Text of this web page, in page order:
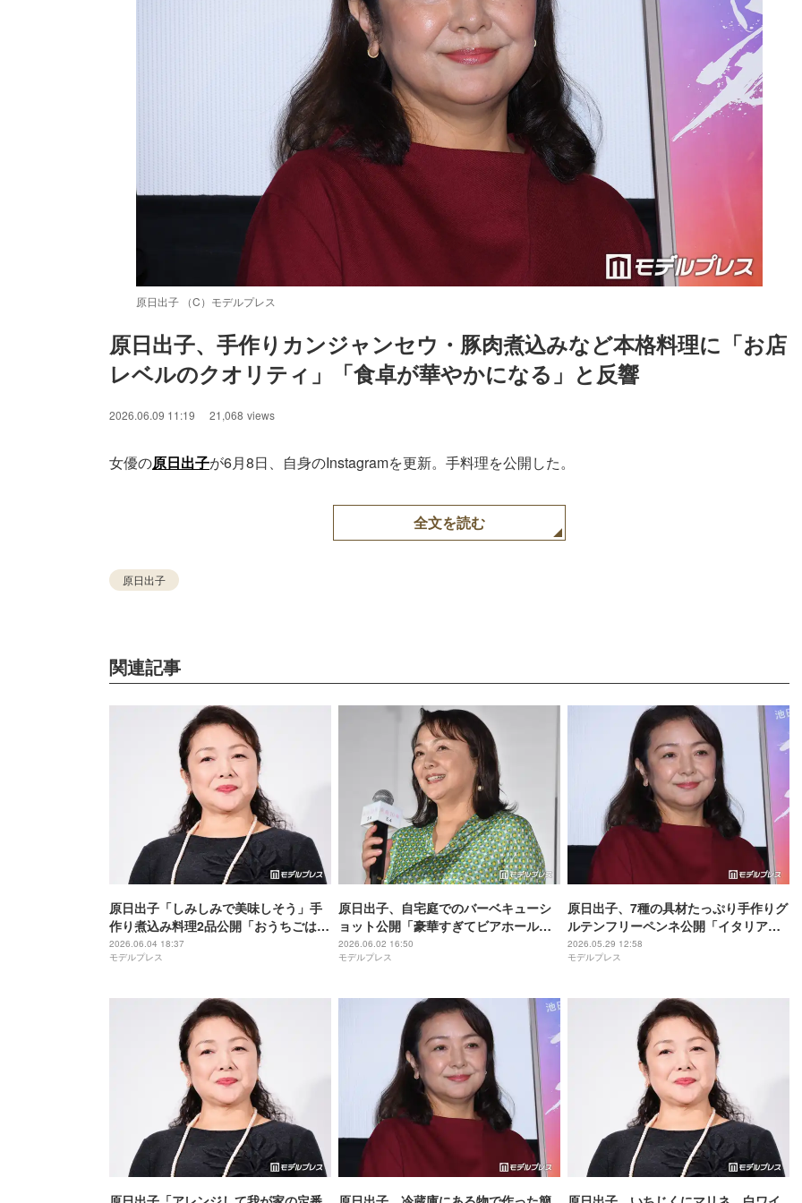
原日出子 （C）モデルプレス
Unmute / Loaded:
52.23%
原日出子、手作りカンジャンセウ・豚肉煮込みなど本格料理に「お店
レベルのクオリティ」「食卓が華やかになる」と反響
2026.06.09 11:19 21,068 views
女優の原日出子が6月8日、自身のInstagramを更新。手料理を公開した。
全文を読む
原日出子
関連記事
原日出子「しみしみで美味しそう」手
作り煮込み料理2品公開「おうちごはん
の理想」「ハイボールにぴったり」の
声
2026.06.04 18:37
モデルプレス
原日出子、自宅庭でのバーベキューシ
ョット公開「豪華すぎてビアホールか
と思った」「オシャレすぎます」
2026.06.02 16:50
モデルプレス
原日出子、7種の具材たっぷり手作りグ
ルテンフリーペンネ公開「イタリアン
レストランかと」「健康的」の声
2026.05.29 12:58
モデルプレス